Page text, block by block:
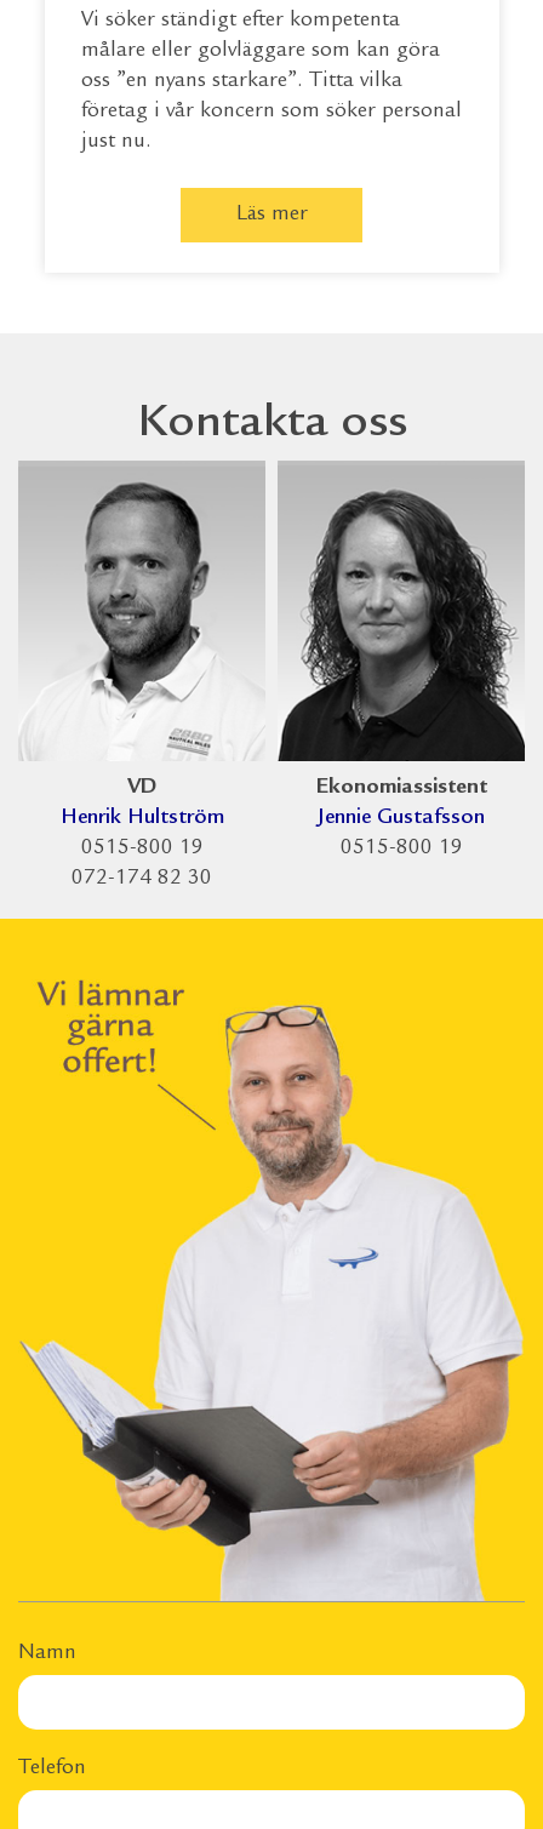
Vi söker ständigt efter kompetenta
målare eller golvläggare som kan göra
oss ”en nyans starkare”. Titta vilka
företag i vår koncern som söker personal
just nu.
Läs mer
Kontakta oss
VD
Henrik Hultström
0515-800 19
072-174 82 30
Ekonomiassistent
Jennie Gustafsson
0515-800 19
Namn
Telefon